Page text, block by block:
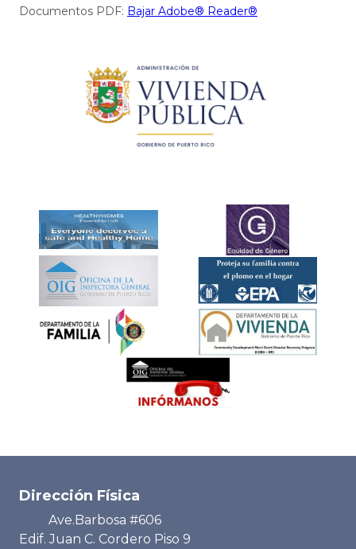
Documentos PDF: Bajar Adobe® Reader®
Dirección Física
Ave.Barbosa #606
Edif. Juan C. Cordero Piso 9